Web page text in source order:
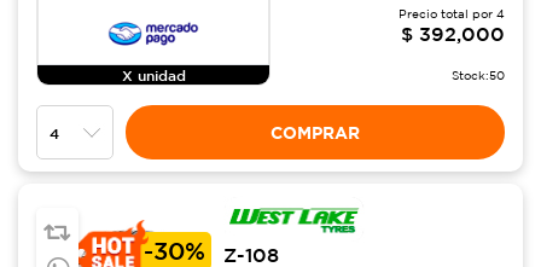
X unidad
Precio total por 4
$ 392,000
Stock:50
COMPRAR
-30%
Z-108